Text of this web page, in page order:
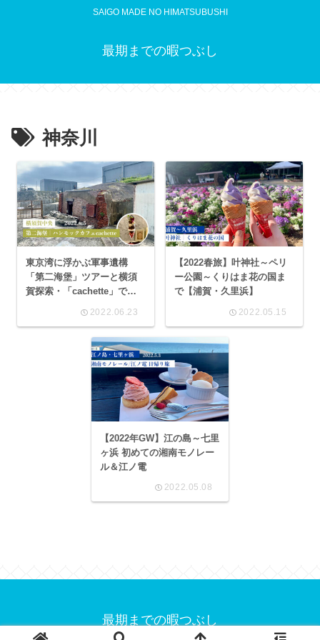
SAIGO MADE NO HIMATSUBUSHI
最期までの暇つぶし
神奈川
東京湾に浮かぶ軍事遺構
「第二海堡」ツアーと横須
賀探索・「cachette」でパ
2022.06.23
【2022春旅】叶神社～ペリ
ー公園～くりはま花の国ま
で【浦賀・久里浜】
2022.05.15
【2022年GW】江の島～七里
ヶ浜 初めての湘南モノレー
ル＆江ノ電
2022.05.08
最期までの暇つぶし